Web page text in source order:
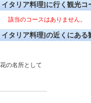
タリア料理]に行く観光コ
該当のコースはありません。
タリア料理]の近くにある
の名所として